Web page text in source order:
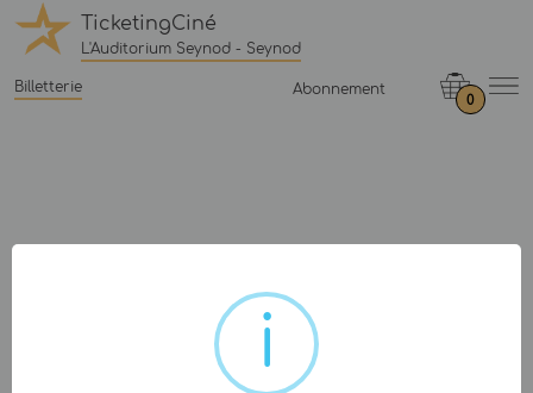
TicketingCiné
L'Auditorium Seynod - Seynod
Billetterie Abonnement
0